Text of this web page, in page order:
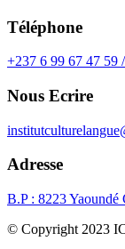
Téléphone
+237 6 99 67 47 59
Nous Ecrire
Adresse
B.P : 8223 Yaoundé
© Copyright 2023